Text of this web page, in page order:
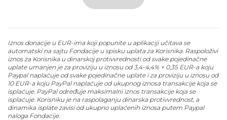
Iznos donacije u EUR-ima koji popunite u aplikaciji učitava se
automatski na sajtu Fondacije u spisku uplata za Korisnika. Raspoloživi
iznos za Korisnika u dinarskoj protivvrednosti od svake pojedinačne
uplate umanjen je za proviziju u iznosu od 3,4-4,4% + 0,35 EUR-a koju
Paypal naplaćuje od svake pojedinačne uplate i za proviziju u iznosu od
10 EUR-a koju PayPal naplaćuje od ukupnog iznosa transakcije koja se
isplaćuje. PayPal određuje maksimalni iznos transakcije koja se
isplaćuje. Korisniku je na raspolaganju dinarska protivvrednost, a
dinamika isplate zavisi od ukupno uplaćenih iznosa putem Paypal
naloga Fondacije.